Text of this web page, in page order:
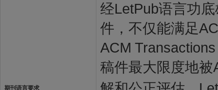
期刊语言要求
经LetPub语言功
件，不仅能满足
ACM
稿件最大限度地